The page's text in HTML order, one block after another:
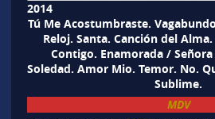
2014
Tú Me Acostumbraste.
Reloj. Santa. Canción del
Contigo. Enamorada /
Soledad. Amor Mio. Temor. No.
Sublime.
MDV